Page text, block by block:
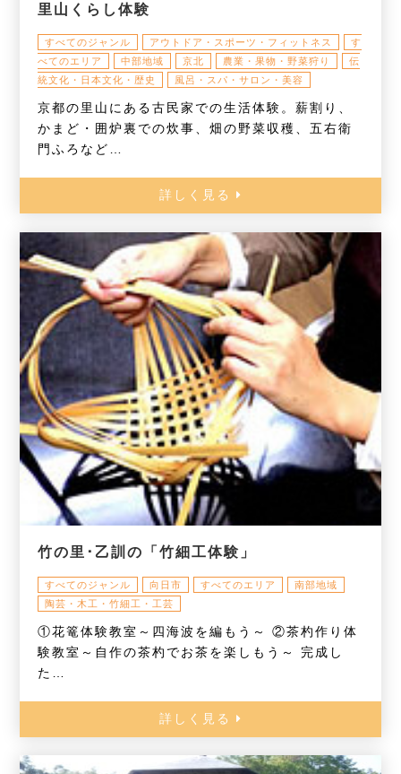
里山くらし体験
すべてのジャンル アウトドア・スポーツ・フィットネス
す
べてのエリア
中部地域 京北 農業・果物・野菜狩り
伝
統文化・日本文化・歴史
風呂・スパ・サロン・美容
京都の里山にある古民家での生活体験。薪割り、
かまど・囲炉裏での炊事、畑の野菜収穫、五右衛
門ふろなど…
詳しく見る
竹の里･乙訓の「竹細工体験」
すべてのジャンル 向日市 すべてのエリア
南部地域
陶芸・木工・竹細工・工芸
①花篭体験教室～四海波を編もう～ ②茶杓作り体
験教室～自作の茶杓でお茶を楽しもう～ 完成し
た…
詳しく見る